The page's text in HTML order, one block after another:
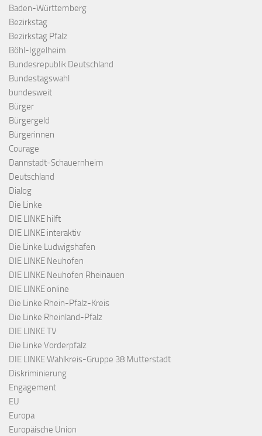
Baden-Württemberg
Bezirkstag
Bezirkstag Pfalz
Böhl-Iggelheim
Bundesrepublik Deutschland
Bundestagswahl
bundesweit
Bürger
Bürgergeld
Bürgerinnen
Courage
Dannstadt-Schauernheim
Deutschland
Dialog
Die Linke
DIE LINKE hilft
DIE LINKE interaktiv
Die Linke Ludwigshafen
DIE LINKE Neuhofen
DIE LINKE Neuhofen Rheinauen
DIE LINKE online
Die Linke Rhein-Pfalz-Kreis
Die Linke Rheinland-Pfalz
DIE LINKE TV
Die Linke Vorderpfalz
DIE LINKE Wahlkreis-Gruppe 38 Mutterstadt
Diskriminierung
Engagement
EU
Europa
Europäische Union